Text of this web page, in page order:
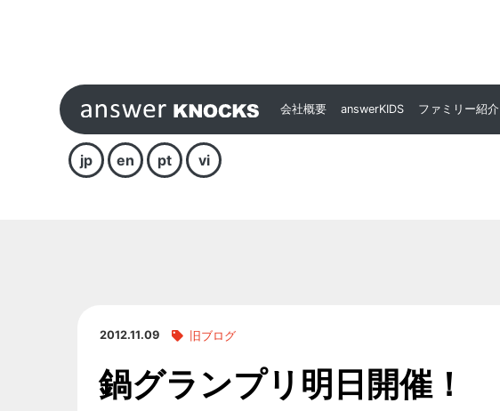
会社概要 answerKIDS ファミリー紹介
jp en pt vi
2012.11.09 旧ブログ
鍋グランプリ明日開催！